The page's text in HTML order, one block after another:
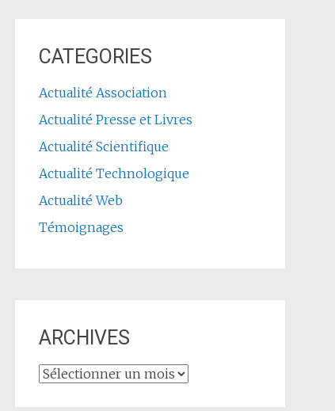
CATEGORIES
Actualité Association
Actualité Presse et Livres
Actualité Scientifique
Actualité Technologique
Actualité Web
Témoignages
ARCHIVES
ARCHIVES